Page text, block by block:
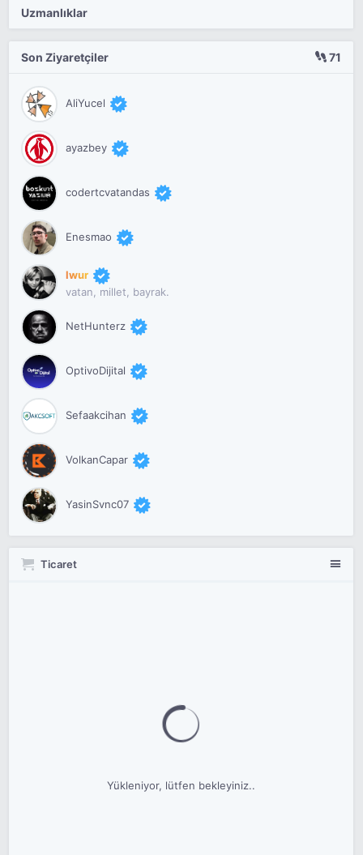
Uzmanlıklar
Son Ziyaretçiler 71
AliYucel
ayazbey
codertcvatandas
Enesmao
lwur
vatan, millet, bayrak.
NetHunterz
OptivoDijital
Sefaakcihan
VolkanCapar
YasinSvnc07
Ticaret
Yükleniyor, lütfen bekleyiniz..